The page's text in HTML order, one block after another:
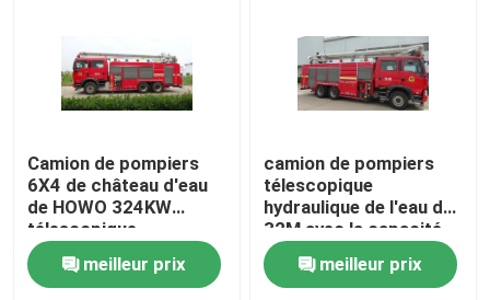
Camion de pompiers
6X4 de château d'eau
de HOWO 324KW
télescopique
hydraulique de 32
mètresmeilleur prix
camion de pompiers
télescopique
hydraulique de l'eau de
32M avec la capacité
de mousse de l'eau
2000L de 5000L
meilleur prix